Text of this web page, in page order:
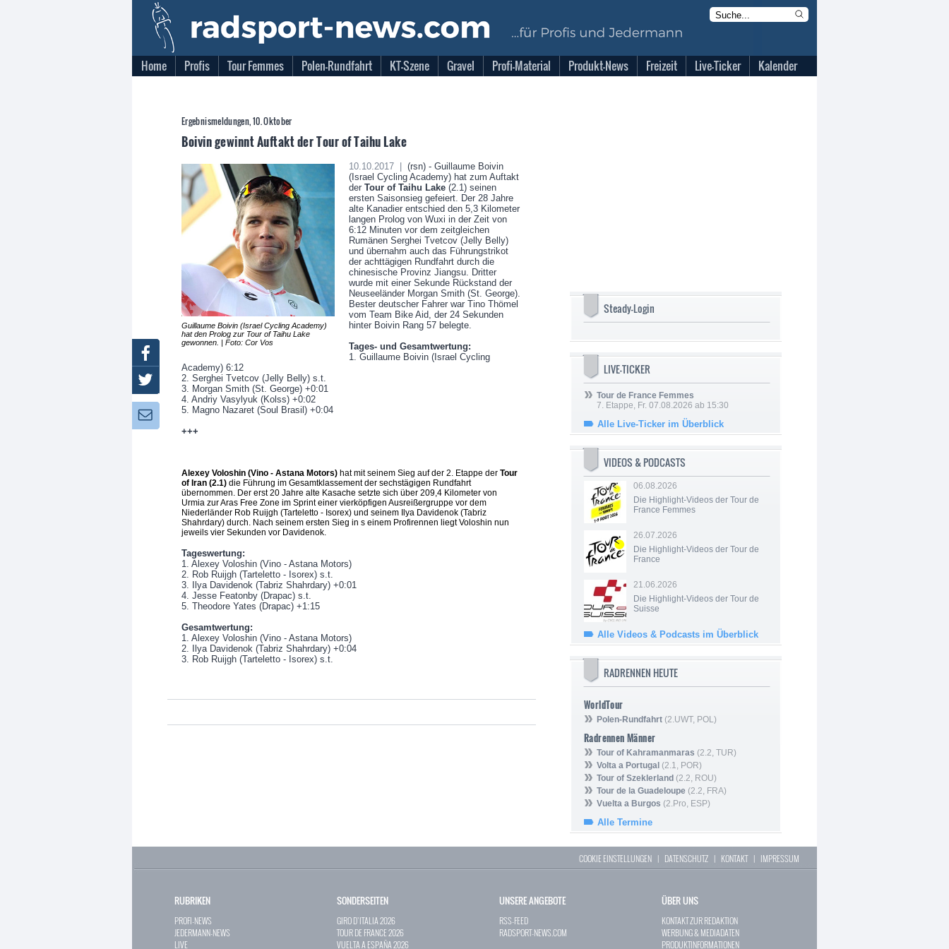
Home Profis Tour Femmes Polen-Rundfahrt KT-Szene Gravel Profi-Material Produkt-News Freizeit Live-Ticker Kalender
Ergebnismeldungen, 10. Oktober
Boivin gewinnt Auftakt der Tour of Taihu Lake
Guillaume Boivin (Israel Cycling Academy)
hat den Prolog zur Tour of Taihu Lake
gewonnen. | Foto: Cor Vos
10.10.2017 |
(rsn) - Guillaume Boivin
(Israel Cycling Academy) hat zum Auftakt
der Tour of Taihu Lake (2.1) seinen
ersten Saisonsieg gefeiert. Der 28 Jahre
alte Kanadier entschied den 5,3 Kilometer
langen Prolog von Wuxi in der Zeit von
6:12 Minuten vor dem zeitgleichen
Rumänen Serghei Tvetcov (Jelly Belly)
und übernahm auch das Führungstrikot
der achttägigen Rundfahrt durch die
chinesische Provinz Jiangsu. Dritter
wurde mit einer Sekunde Rückstand der
Neuseeländer Morgan Smith (St. George).
Bester deutscher Fahrer war Tino Thömel
vom Team Bike Aid, der 24 Sekunden
hinter Boivin Rang 57 belegte.
Tages- und Gesamtwertung:
1. Guillaume Boivin (Israel Cycling
Academy) 6:12
2. Serghei Tvetcov (Jelly Belly) s.t.
3. Morgan Smith (St. George) +0:01
4. Andriy Vasylyuk (Kolss) +0:02
5. Magno Nazaret (Soul Brasil) +0:04
+++
Alexey Voloshin (Vino - Astana Motors) hat mit seinem Sieg auf der 2. Etappe der Tour
of Iran (2.1) die Führung im Gesamtklassement der sechstägigen Rundfahrt
übernommen. Der erst 20 Jahre alte Kasache setzte sich über 209,4 Kilometer von
Urmia zur Aras Free Zone im Sprint einer vierköpfigen Ausreißergruppe vor dem
Niederländer Rob Ruijgh (Tarteletto - Isorex) und seinem Ilya Davidenok (Tabriz
Shahrdary) durch. Nach seinem ersten Sieg in s einem Profirennen liegt Voloshin nun
jeweils vier Sekunden vor Davidenok.
Tageswertung:
1. Alexey Voloshin (Vino - Astana Motors)
2. Rob Ruijgh (Tarteletto - Isorex) s.t.
3. Ilya Davidenok (Tabriz Shahrdary) +0:01
4. Jesse Featonby (Drapac) s.t.
5. Theodore Yates (Drapac) +1:15
Gesamtwertung:
1. Alexey Voloshin (Vino - Astana Motors)
2. Ilya Davidenok (Tabriz Shahrdary) +0:04
3. Rob Ruijgh (Tarteletto - Isorex) s.t.
Steady-Login
LIVE-TICKER
Tour de France Femmes
7. Etappe, Fr. 07.08.2026 ab 15:30
Alle Live-Ticker im Überblick
VIDEOS & PODCASTS
06.08.2026
Die Highlight-Videos der Tour de
France Femmes
26.07.2026
Die Highlight-Videos der Tour de
France
21.06.2026
Die Highlight-Videos der Tour de
Suisse
Alle Videos & Podcasts im Überblick
RADRENNEN HEUTE
WorldTour
Polen-Rundfahrt (2.UWT, POL)
Radrennen Männer
Tour of Kahramanmaras (2.2, TUR)
Volta a Portugal (2.1, POR)
Tour of Szeklerland (2.2, ROU)
Tour de la Guadeloupe (2.2, FRA)
Vuelta a Burgos (2.Pro, ESP)
Alle Termine
Twitter
Newsletter:
COOKIE EINSTELLUNGEN | DATENSCHUTZ | KONTAKT| IMPRESSUM
RUBRIKEN
PROFI-NEWS
JEDERMANN-NEWS
LIVE
SONDERSEITEN
GIRO D`ITALIA 2026
TOUR DE FRANCE 2026
VUELTA A ESPAÑA 2026
UNSERE ANGEBOTE
RSS-FEED
RADSPORT-NEWS.COM
ÜBER UNS
KONTAKT ZUR REDAKTION
WERBUNG & MEDIADATEN
PRODUKTINFORMATIONEN